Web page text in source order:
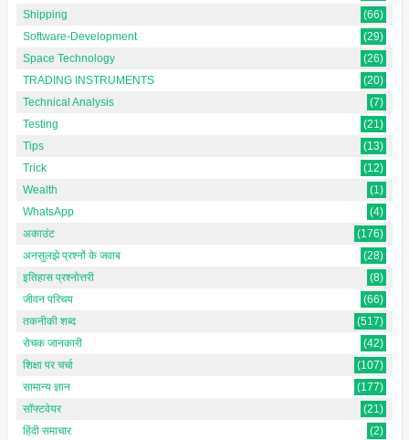
Shipping
(66)
Software-Development
(29)
Space Technology
(26)
TRADING INSTRUMENTS
(20)
Technical Analysis
(7)
Testing
(21)
Tips
(13)
Trick
(12)
Wealth
(1)
WhatsApp
(4)
अकाउंट
(176)
अनसुलझे प्रश्नों के जवाब
(28)
इतिहास प्रश्नोत्तरी
(8)
जीवन परिचय
(66)
तकनीकी शब्द
(517)
रोचक जानकारी
(42)
शिक्षा पर चर्चा
(107)
सामान्य ज्ञान
(177)
सॉफ्टवेयर
(21)
हिंदी समाचार
(2)